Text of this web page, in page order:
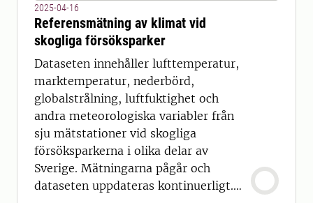
2025-04-16
Referensmätning av klimat vid
skogliga försöksparker
Dataseten innehåller lufttemperatur,
marktemperatur, nederbörd,
globalstrålning, luftfuktighet och
andra meteorologiska variabler från
sju mätstationer vid skogliga
försöksparkerna i olika delar av
Sverige. Mätningarna pågår och
dataseten uppdateras kontinuerligt.